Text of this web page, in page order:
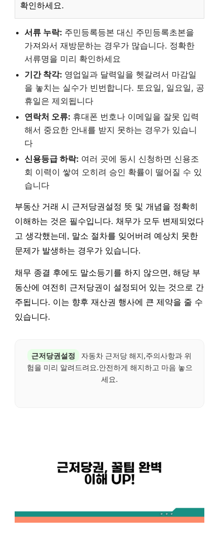
확인하세요.
서류 누락: 주민등록등본 대신 주민등록초본을
가져와서 재방문하는 경우가 많습니다. 정확한
서류명을 미리 확인하세요
기간 착각: 영업일과 달력일을 헷갈려서 마감일
을 놓치는 실수가 빈번합니다. 토요일, 일요일, 공
휴일은 제외됩니다
연락처 오류: 휴대폰 번호나 이메일을 잘못 입력
해서 중요한 안내를 받지 못하는 경우가 있습니
다
신용등급 하락: 여러 곳에 동시 신청하면 신용조
회 이력이 쌓여 오히려 승인 확률이 떨어질 수 있
습니다
부동산 거래 시 근저당권설정 뜻 및 개념을 정확히
이해하는 것은 필수입니다. 채무가 모두 변제되었다
고 생각했는데, 말소 절차를 잊어버려 예상치 못한
문제가 발생하는 경우가 있습니다.
채무 종결 후에도 말소등기를 하지 않으면, 해당 부
동산에 여전히 근저당권이 설정되어 있는 것으로 간
주됩니다. 이는 향후 재산권 행사에 큰 제약을 줄 수
있습니다.
근저당권설정
자동차 근저당 해지,주의사항과 위
험을 미리 알려드려요.안전하게 해지하고 마음 놓으
세요.